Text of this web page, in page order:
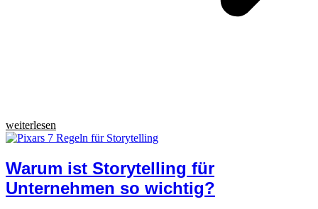
weiterlesen
Warum ist Storytelling für
Unternehmen so wichtig?